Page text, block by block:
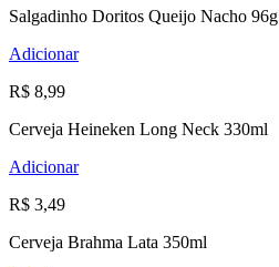
Salgadinho Doritos Queijo Nacho 96g
Adicionar
R$ 8,99
Cerveja Heineken Long Neck 330ml
Adicionar
R$ 3,49
Cerveja Brahma Lata 350ml